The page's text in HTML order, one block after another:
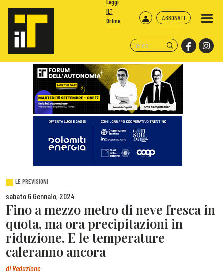
ABBONATI
Leggi
ILT
Online
LE PREVISIONI
sabato 6 Gennaio, 2024
Fino a mezzo metro di neve fresca in
quota, ma ora precipitazioni in
riduzione. E le temperature
caleranno ancora
diRedazione